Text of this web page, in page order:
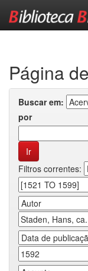
Página
Buscar em:
por
Filtros correntes: